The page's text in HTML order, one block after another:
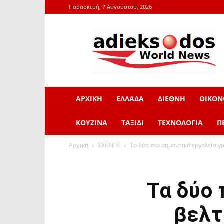
Παρασκευή, 7 Αυγούστου, 2026
adieksodos.gr
ΑΡΧΙΚΗ ΕΛΛΑΔΑ ΔΙΕΘΝΗ
ΚΟΥΖΙΝΑ ΤΑΞΙΔΙ ΤΕΧΝΟΛΟΓΙΑ
Αρχική ΣΧΕΣΕΙΣ Τα δύο πιο σημαντικά εργαλεία
Τα δύο